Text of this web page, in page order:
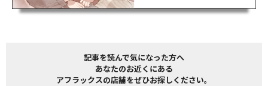
記事を読んで気になった方へ
あなたのお近くにある
アフラックスの店舗をぜひお探しください。